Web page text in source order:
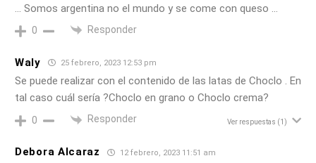
… Somos argentina no el mundo y se come con queso …
0 Responder
Waly 25 febrero, 2023 12:53 pm
Se puede realizar con el contenido de las latas de Choclo . En
tal caso cuál sería ?Choclo en grano o Choclo crema?
0 Responder Ver respuestas (1)
Debora Alcaraz 12 febrero, 2023 11:51 am